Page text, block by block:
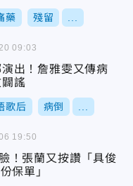
藥 殘留
出！詹雅雯又傳病
謠
歌后 病倒
09:03
！張蘭又按讚「具俊
保單」
19:50